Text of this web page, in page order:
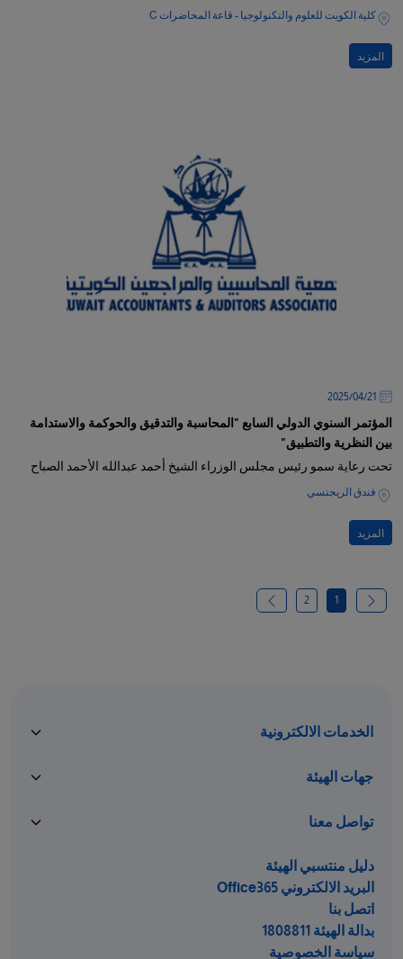
كلية الكويت للعلوم والتكنولوجيا - قاعة المحاضرات C
المزيد
21‏/04‏/2025
المؤتمر السنوي الدولي السابع "المحاسبة والتدقيق والحوكمة والاستدامة
بين النظرية والتطبيق"
تحت رعاية سمو رئيس مجلس الوزراء الشيخ أحمد عبدالله الأحمد الصباح
فندق الريجنسي
المزيد
1
2
الخدمات الالكترونية
جهات الهيئة
تواصل معنا
دليل منتسبي الهيئة
البريد الالكتروني Office365
اتصل بنا
بدالة الهيئة 1808811
سياسة الخصوصية